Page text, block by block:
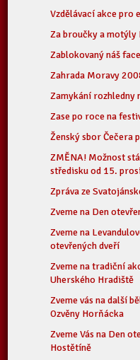
Vzdělávací akce pro
Za broučky a motýly
Zablokovaný náš
Zahrada Moravy
Zamykání rozhledny
Zase po roce na
Ženský sbor Čečera
ZMĚNA! Možnost
středisku od 15.
Zpráva ze
Zveme na Den
Zveme na
otevřených dveří
Zveme na tradiční
Uherského Hradiště
Zveme vás na další
Ozvěny Horňácka
Zveme Vás na Den
Hostětíně